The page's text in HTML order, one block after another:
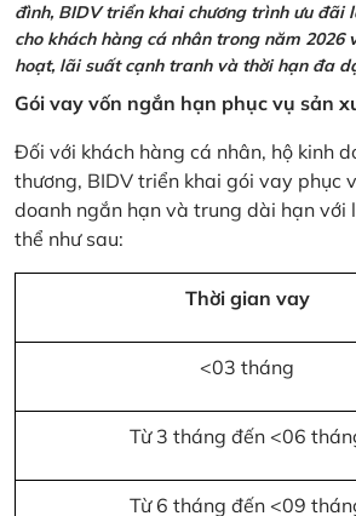
đình, BIDV triển khai chương trình ưu đãi
cho khách hàng cá nhân trong năm 2026
hoạt, lãi suất cạnh tranh và thời hạn đa
Gói vay vốn ngắn hạn phục vụ sản
Đối với khách hàng cá nhân, hộ kinh
thương, BIDV triển khai gói vay phục
doanh ngắn hạn và trung dài hạn với
thể như sau:
Thời gian vay
<03 tháng
Từ 3 tháng đến <06
Từ 6 tháng đến <09